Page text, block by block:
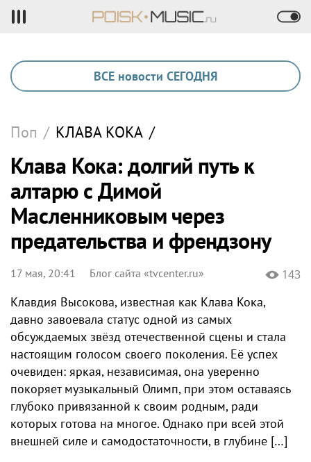
ВСЕ новости СЕГОДНЯ
Поп / КЛАВА КОКА /
Клава Кока: долгий путь к
алтарю с Димой
Масленниковым через
предательства и френдзону
17 мая, 20:41 Блог сайта «tvcenter.ru» 143
Клавдия Высокова, известная как Клава Кока,
давно завоевала статус одной из самых
обсуждаемых звёзд отечественной сцены и стала
настоящим голосом своего поколения. Её успех
очевиден: яркая, независимая, она уверенно
покоряет музыкальный Олимп, при этом оставаясь
глубоко привязанной к своим родным, ради
которых готова на многое. Однако при всей этой
внешней силе и самодостаточности, в глубине […]